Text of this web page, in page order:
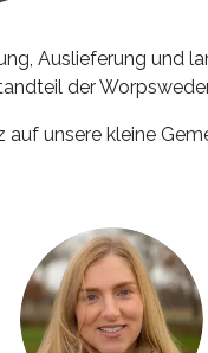
Auslieferung und
der
unsere kleine